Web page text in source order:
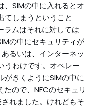
、SIMの中に入れるとオ
てしまうということ
ラムはそれに対しては
の中にセキュリティが
るいは、インターネッ
うわけです。オペレー
がきくようにSIMの中に
ので、NFCのセキュリ
れました。けれどもそ